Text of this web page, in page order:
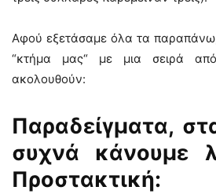
Αφού εξετάσαμε όλα τα
“κτήμα μας“ με μια σειρά
ακολουθούν:
Παραδείγματα,
συχνά κάνουμε
Προστακτική: